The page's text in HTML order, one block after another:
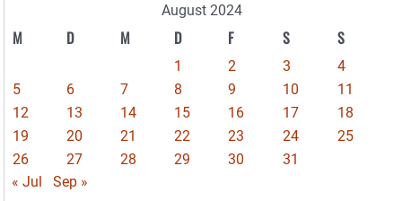
August 2024
M D M D F S S
1 2 3
4
5
6 7 8 9 10
11
12
13 14 15 16 17
18
19
20 21 22 23 24
25
26
27 28 29 30
31
« Jul
Sep »